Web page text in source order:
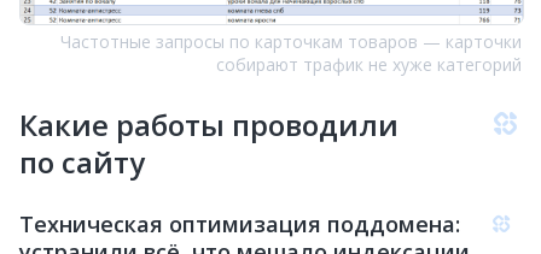
Частотные запросы по карточкам товаров — карточки
собирают трафик не хуже категорий
Какие работы проводили
по сайту
Техническая оптимизация поддомена: